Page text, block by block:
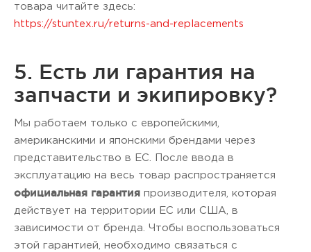
товара читайте здесь:
https://stuntex.ru/returns-and-replacements
5. Есть ли гарантия на
запчасти и экипировку?
Мы работаем только с европейскими,
американскими и японскими брендами через
представительство в ЕС. После ввода в
эксплуатацию на весь товар распространяется
официальная гарантия производителя, которая
действует на территории ЕС или США, в
зависимости от бренда. Чтобы воспользоваться
этой гарантией, необходимо связаться с